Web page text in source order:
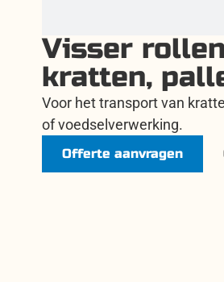
Visser
kratten,
Voor het transport van
of voedselverwerking.
Offerte aanvragen